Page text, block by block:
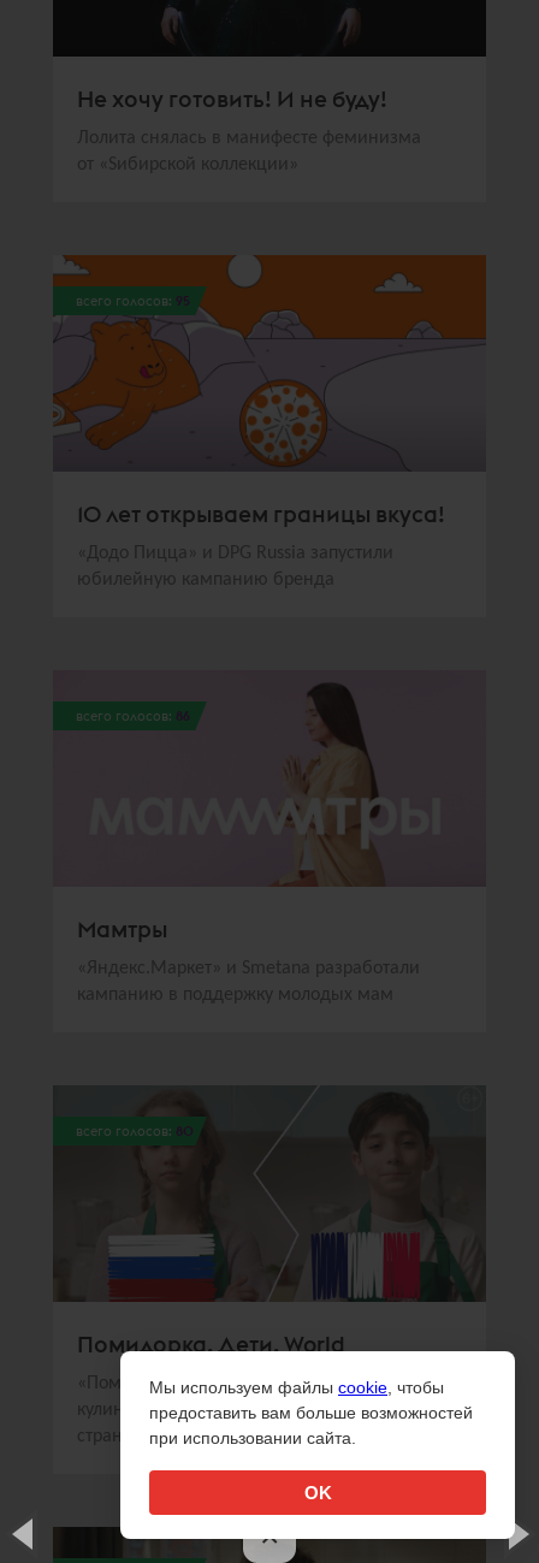
×
Не хочу готовить! И не буду!
Лолита снялась в манифесте феминизма
от «Sибирской коллекции»
всего голосов: 95
10 лет открываем границы вкуса!
«Додо Пицца» и DPG Russia запустили
юбилейную кампанию бренда
всего голосов: 86
Мамтры
«Яндекс.Маркет» и Smetana разработали
кампанию в поддержку молодых мам
всего голосов: 80
Помидорка. Дети. World
«Помидорка» и Sorry,Guys.Media создали
кулинарное шоу, в котором дети из разных
стран готовили национальные блюда
Мы используем файлы cookie , чтобы
предоставить вам больше возможностей
при использовании сайта.
OK